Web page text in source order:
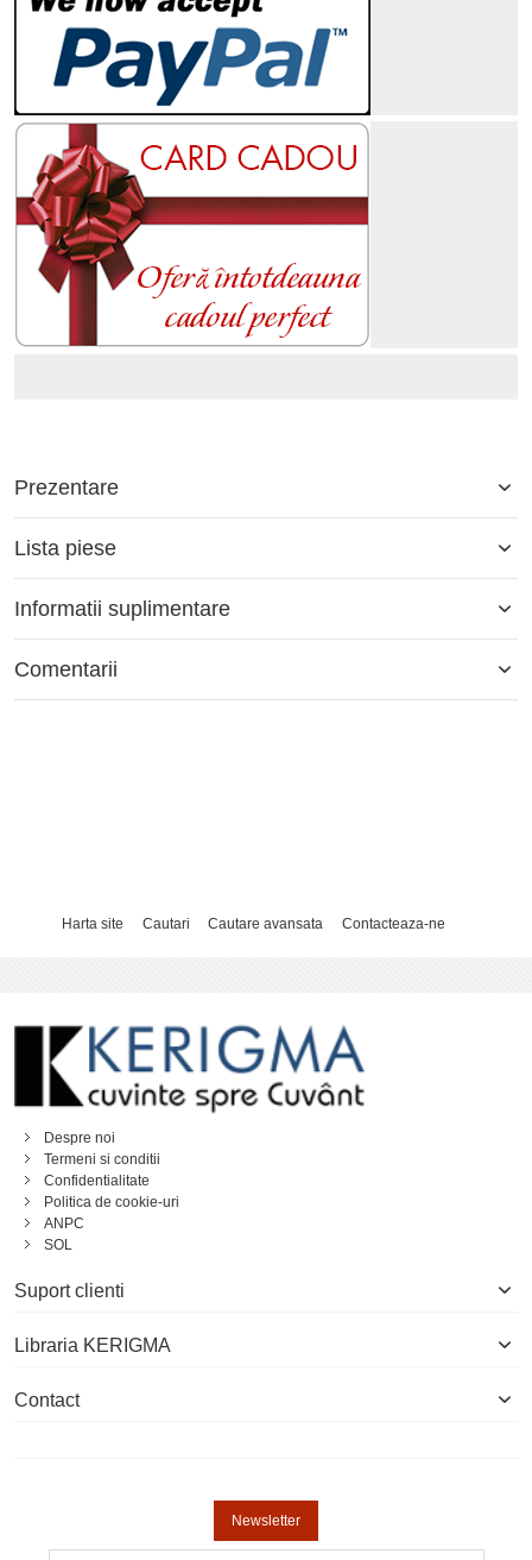
Prezentare
Lista piese
Informatii suplimentare
Comentarii
Harta site Cautari Cautare avansata Contacteaza-ne
Despre noi
Termeni si conditii
Confidentialitate
Politica de cookie-uri
ANPC
SOL
Suport clienti
Libraria KERIGMA
Contact
Newsletter